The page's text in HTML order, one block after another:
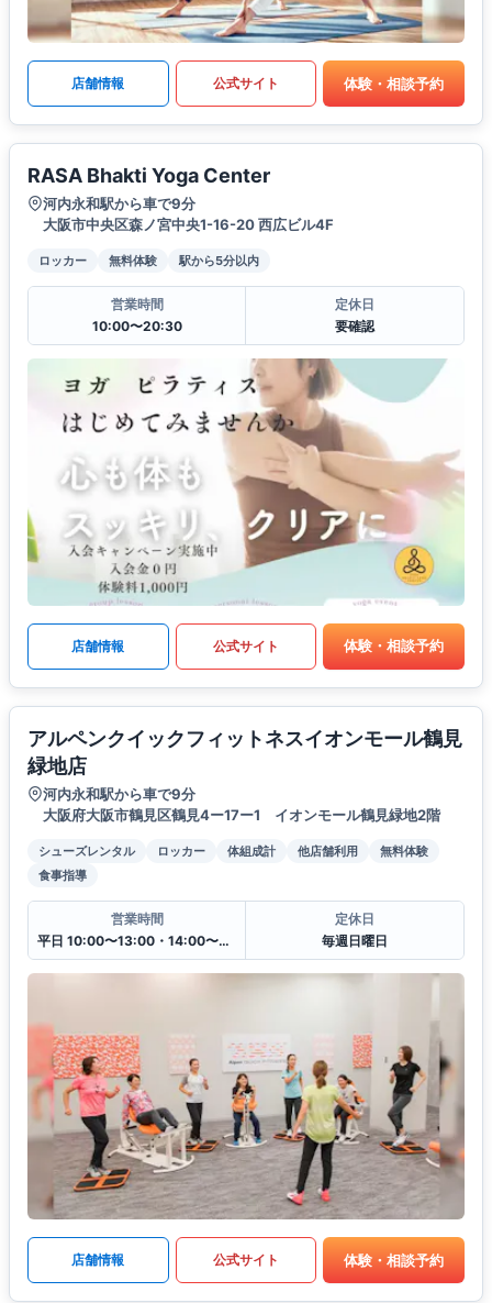
店舗情報 公式サイト 体験・相談予約
RASA Bhakti Yoga Center
河内永和駅から車で9分
大阪市中央区森ノ宮中央1-16-20 西広ビル4F
ロッカー 無料体験 駅から5分以内
営業時間
10:00〜20:30
定休日
要確認
店舗情報 公式サイト 体験・相談予約
アルペンクイックフィットネスイオンモール鶴見
緑地店
河内永和駅から車で9分
大阪府大阪市鶴見区鶴見4ー17ー1 イオンモール鶴見緑地2階
シューズレンタル ロッカー 体組成計 他店舗利用
無料体験
食事指導
営業時間
平日 10:00〜13:00・14:00〜20:00
定休日
毎週日曜日
店舗情報 公式サイト 体験・相談予約